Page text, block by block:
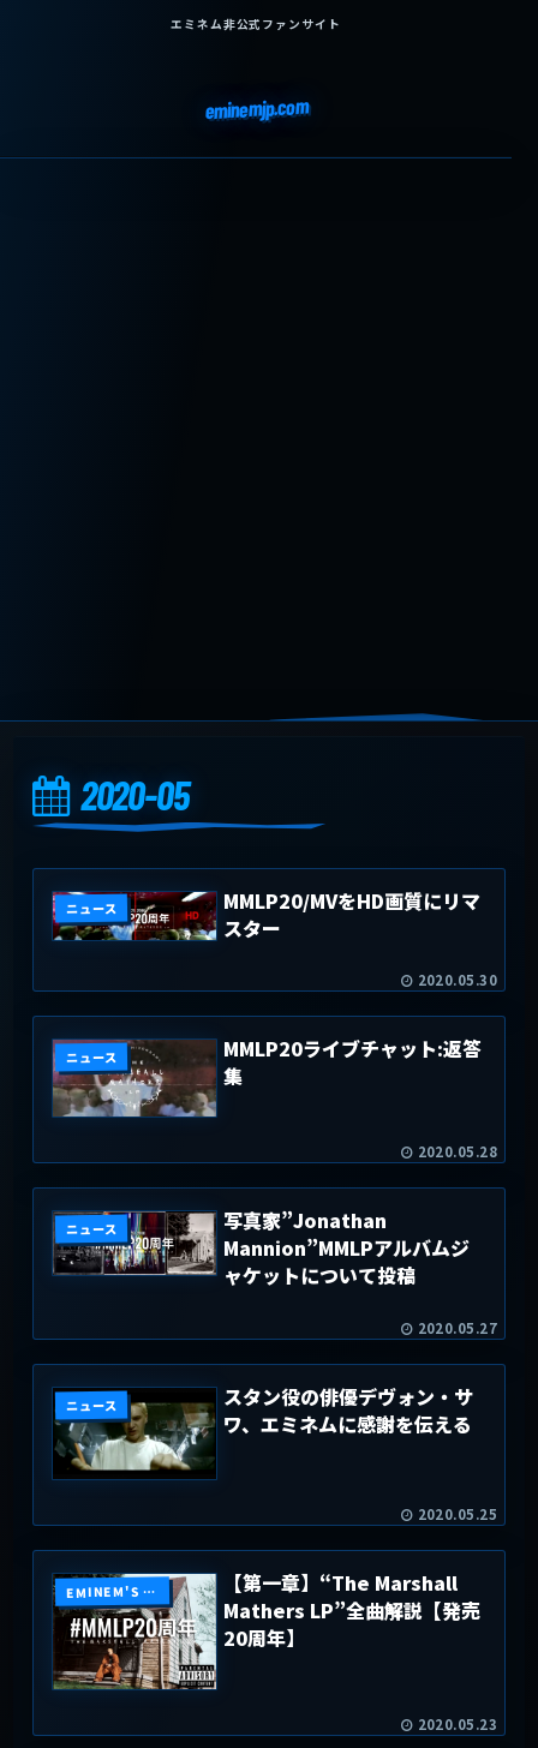
エミネム非公式ファンサイト
eminemjp.com
2020-05
ニュース
MMLP20/MVをHD画質にリマ
スター
2020.05.30
ニュース
MMLP20ライブチャット:返答
集
2020.05.28
ニュース
写真家”Jonathan
Mannion”MMLPアルバムジ
ャケットについて投稿
2020.05.27
ニュース
スタン役の俳優デヴォン・サ
ワ、エミネムに感謝を伝える
2020.05.25
EMINEM'S DISCOGRAPHY
【第一章】“The Marshall
Mathers LP”全曲解説【発売
20周年】
2020.05.23